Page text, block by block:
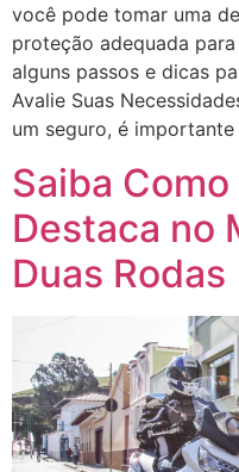
você pode tomar uma
proteção adequada
alguns passos e dicas
Avalie Suas
um seguro, é
Saiba
Destaca no
Duas Rodas